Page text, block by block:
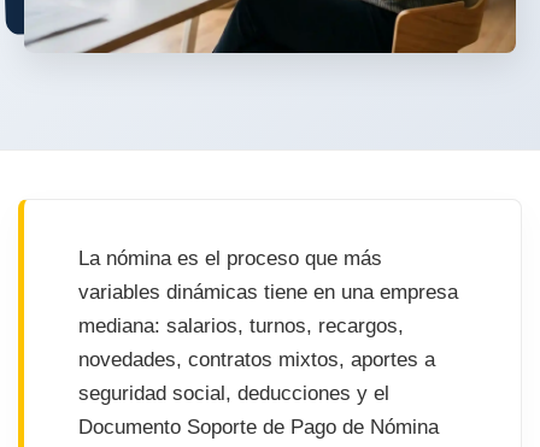
La nómina es el proceso que más
variables dinámicas tiene en una empresa
mediana: salarios, turnos, recargos,
novedades, contratos mixtos, aportes a
seguridad social, deducciones y el
Documento Soporte de Pago de Nómina